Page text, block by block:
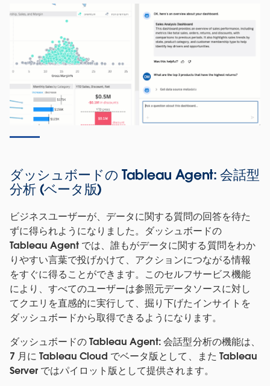
ダッシュボードの Tableau Agent: 会話型
分析 (ベータ版)
ビジネスユーザーが、データに関する質問の回答を待た
ずに得られようになりました。ダッシュボードの
Tableau Agent では、誰もがデータに関する質問をわか
りやすい言葉で投げかけて、アクションにつながる情報
をすぐに得ることができます。このセルフサービス機能
により、すべてのユーザーは参照元データソースに対し
てクエリを直感的に実行して、掘り下げたインサイトを
ダッシュボードから取得できるようになります。
ダッシュボードの Tableau Agent: 会話型分析の機能は、
7 月に Tableau Cloud でベータ版として、また Tableau
Server ではパイロット版として提供されます。